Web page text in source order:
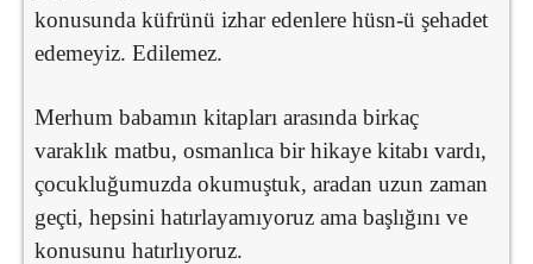
konusunda küfrünü izhar edenlere hüsn-ü şehadet
edemeyiz. Edilemez.
Merhum babamın kitapları arasında birkaç
varaklık matbu, osmanlıca bir hikaye kitabı vardı,
çocukluğumuzda okumuştuk, aradan uzun zaman
geçti, hepsini hatırlayamıyoruz ama başlığını ve
konusunu hatırlıyoruz.